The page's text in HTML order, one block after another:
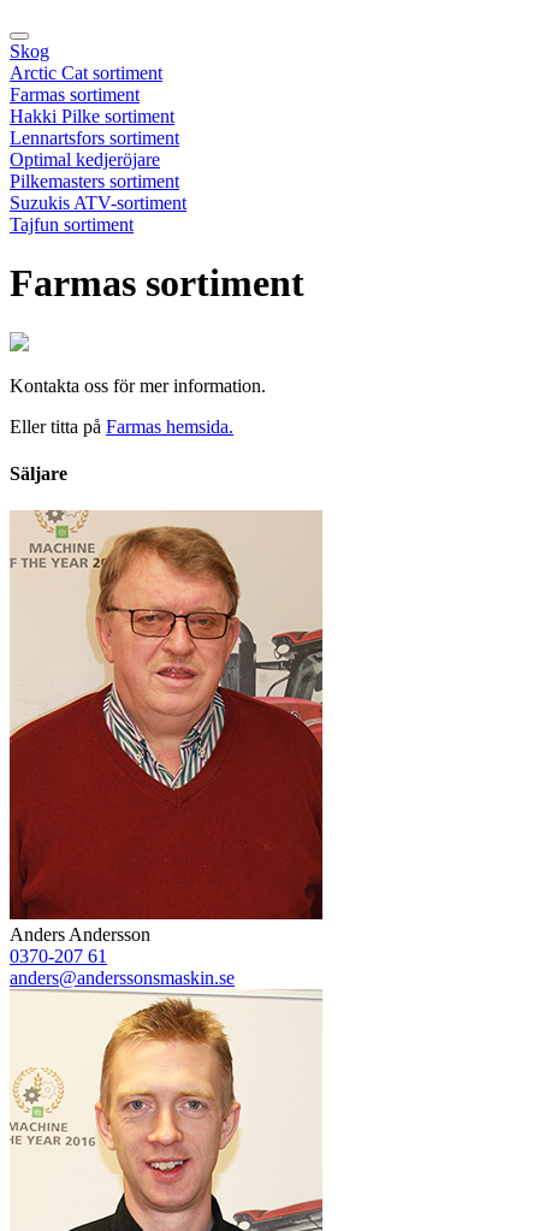
Skog
Arctic Cat sortiment
Farmas sortiment
Hakki Pilke sortiment
Lennartsfors sortiment
Optimal kedjeröjare
Pilkemasters sortiment
Suzukis ATV-sortiment
Tajfun sortiment
Farmas sortiment
Kontakta oss för mer information.
Eller titta på Farmas hemsida.
Säljare
Anders Andersson
0370-207 61
anders@anderssonsmaskin.se